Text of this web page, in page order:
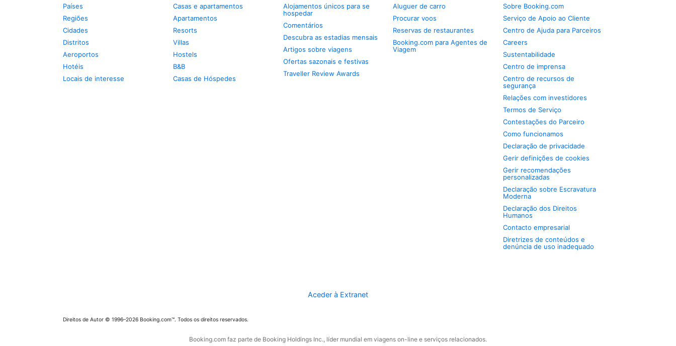
Países
Regiões
Cidades
Distritos
Aeroportos
Hotéis
Locais de interesse
Casas e apartamentos
Apartamentos
Resorts
Villas
Hostels
B&B
Casas de Hóspedes
Alojamentos únicos para se
hospedar
Comentários
Descubra as estadias mensais
Artigos sobre viagens
Ofertas sazonais e festivas
Traveller Review Awards
Aluguer de carro
Procurar voos
Reservas de restaurantes
Booking.com para Agentes de
Viagem
Sobre Booking.com
Serviço de Apoio ao Cliente
Centro de Ajuda para Parceiros
Careers
Sustentabilidade
Centro de imprensa
Centro de recursos de
segurança
Relações com investidores
Termos de Serviço
Contestações do Parceiro
Como funcionamos
Declaração de privacidade
Gerir definições de cookies
Gerir recomendações
personalizadas
Declaração sobre Escravatura
Moderna
Declaração dos Direitos
Humanos
Contacto empresarial
Diretrizes de conteúdos e
denúncia de uso inadequado
Aceder à Extranet
Direitos de Autor © 1996–2026 Booking.com™. Todos os direitos reservados.
Booking.com faz parte de Booking Holdings Inc., líder mundial em viagens on-line e serviços relacionados.